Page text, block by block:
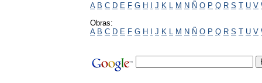
A B C D E F G H I J K L M N Ñ O P Q R S T U V
Obras:
A B C D E F G H I J K L M N Ñ O P Q R S T U V